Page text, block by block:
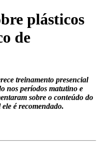
plásticos
de
treinamento presencial
nos períodos matutino e
sobre o conteúdo do
é recomendado.